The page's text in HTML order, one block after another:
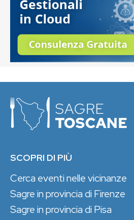
SCOPRI DI PIÙ
Cerca eventi nelle vicinanze
Sagre in provincia di Firenze
Sagre in provincia di Pisa